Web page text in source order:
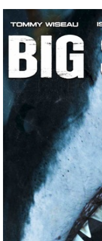
młodszego kolegę,
koniunkturalizm i
o rozwód.
przez wszystkich,
tracąc wiarę w
Znakomita
postaci Jerzego
niejednoznaczność.
systemu, który
dopuszczał do
niszczyć dawnych
pokazał
aparat hipokryzji,
promocji miernot i
okazało się tak
świat degradacji
kłamstwa i
[ENG]
A bleak portrait of